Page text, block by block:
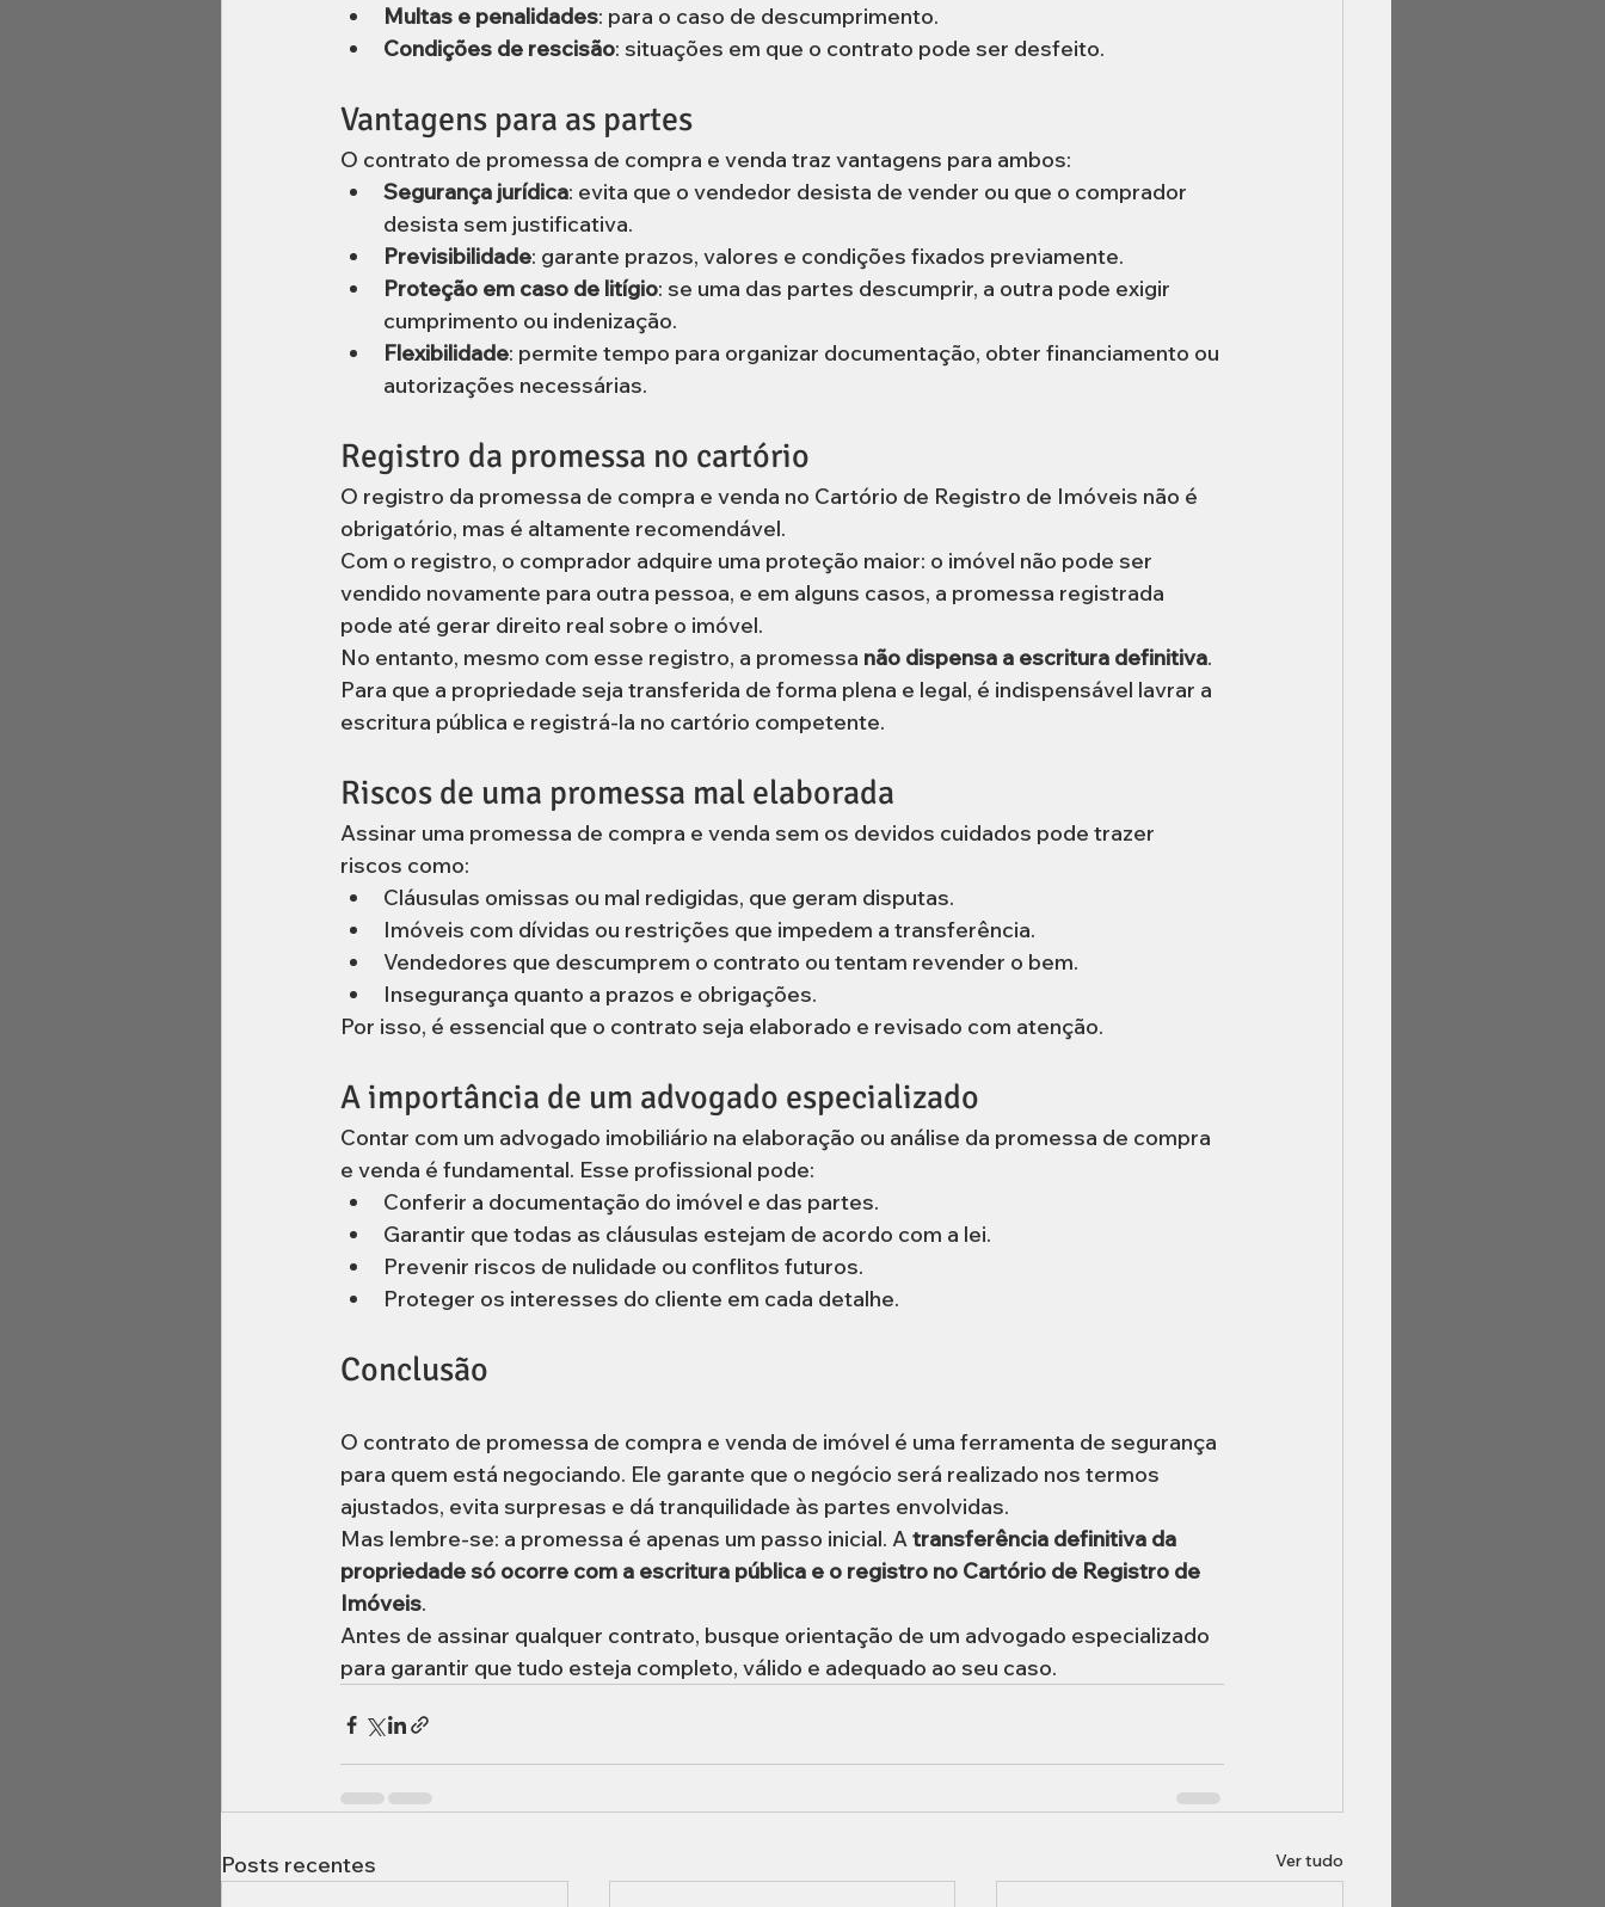
Multas e penalidades: para o caso de descumprimento.
Condições de rescisão: situações em que o contrato pode ser desfeito.
Vantagens para as partes
O contrato de promessa de compra e venda traz vantagens para ambos:
Segurança jurídica: evita que o vendedor desista de vender ou que o comprador
desista sem justificativa.
Previsibilidade: garante prazos, valores e condições fixados previamente.
Proteção em caso de litígio: se uma das partes descumprir, a outra pode exigir
cumprimento ou indenização.
Flexibilidade: permite tempo para organizar documentação, obter financiamento ou
autorizações necessárias.
Registro da promessa no cartório
O registro da promessa de compra e venda no Cartório de Registro de Imóveis não é
obrigatório, mas é altamente recomendável.
Com o registro, o comprador adquire uma proteção maior: o imóvel não pode ser
vendido novamente para outra pessoa, e em alguns casos, a promessa registrada
pode até gerar direito real sobre o imóvel.
No entanto, mesmo com esse registro, a promessa não dispensa a escritura definitiva.
Para que a propriedade seja transferida de forma plena e legal, é indispensável lavrar a
escritura pública e registrá-la no cartório competente.
Riscos de uma promessa mal elaborada
Assinar uma promessa de compra e venda sem os devidos cuidados pode trazer
riscos como:
Cláusulas omissas ou mal redigidas, que geram disputas.
Imóveis com dívidas ou restrições que impedem a transferência.
Vendedores que descumprem o contrato ou tentam revender o bem.
Insegurança quanto a prazos e obrigações.
Por isso, é essencial que o contrato seja elaborado e revisado com atenção.
A importância de um advogado especializado
Contar com um advogado imobiliário na elaboração ou análise da promessa de compra
e venda é fundamental. Esse profissional pode:
Conferir a documentação do imóvel e das partes.
Garantir que todas as cláusulas estejam de acordo com a lei.
Prevenir riscos de nulidade ou conflitos futuros.
Proteger os interesses do cliente em cada detalhe.
Conclusão
O contrato de promessa de compra e venda de imóvel é uma ferramenta de segurança
para quem está negociando. Ele garante que o negócio será realizado nos termos
ajustados, evita surpresas e dá tranquilidade às partes envolvidas.
Mas lembre-se: a promessa é apenas um passo inicial. A transferência definitiva da
propriedade só ocorre com a escritura pública e o registro no Cartório de Registro de
Imóveis.
Antes de assinar qualquer contrato, busque orientação de um advogado especializado
para garantir que tudo esteja completo, válido e adequado ao seu caso.
Posts recentes Ver tudo